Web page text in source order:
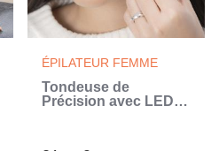
ÉPILATEUR FEMME
Tondeuse de
Précision avec LED